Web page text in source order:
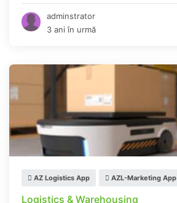
adminstrator
3 ani în urmă
AZ Logistics App AZL-Marketing App
Logistics & Warehousing